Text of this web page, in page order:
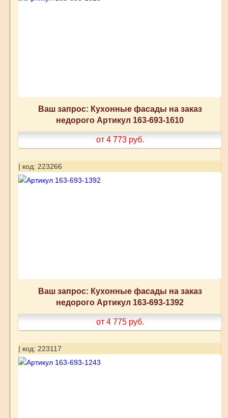
Ваш запрос: Кухонные фасады на заказ
недорого Артикул 163-693-1610
от 4 773 руб.
| код: 223266
Ваш запрос: Кухонные фасады на заказ
недорого Артикул 163-693-1392
от 4 775 руб.
| код: 223117